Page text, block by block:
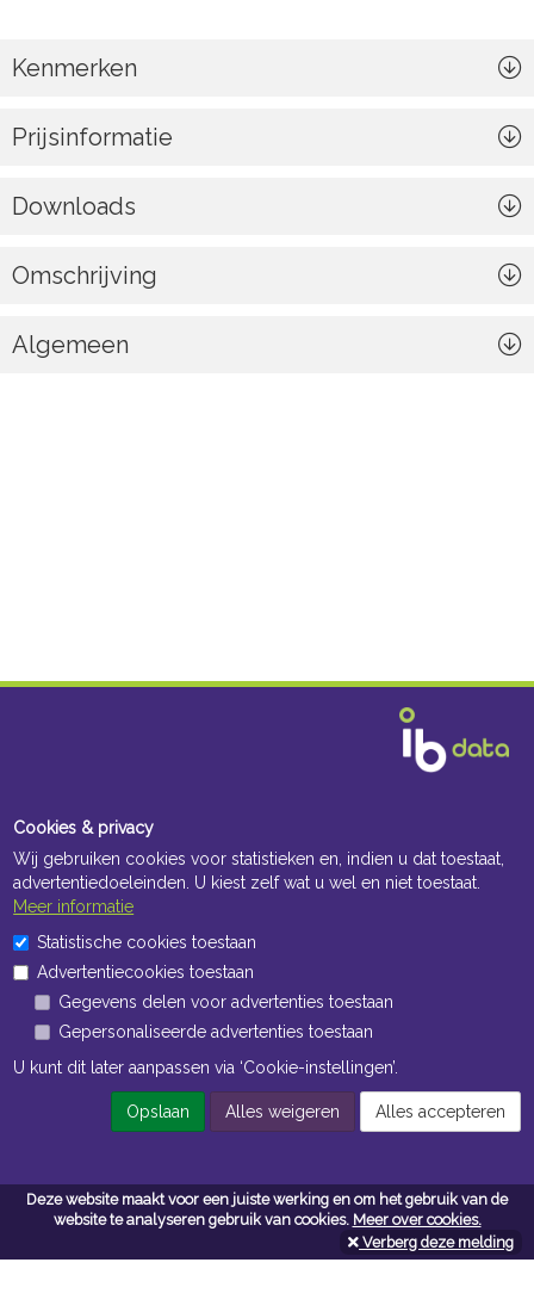
Deze website maakt voor een juiste werking en om het gebruik van de
website te analyseren gebruik van cookies. Meer over cookies.
Verberg deze melding
Kenmerken
Prijsinformatie
Downloads
Omschrijving
Algemeen
Openingstijden Kantoor
Openingstijden Magazijn
Navigatie
Algemene voorwaarden
Privacy
Cookies & privacy
Wij gebruiken cookies voor statistieken en, indien u dat toestaat,
advertentiedoeleinden. U kiest zelf wat u wel en niet toestaat.
Meer informatie
Statistische cookies toestaan
Advertentiecookies toestaan
Gegevens delen voor advertenties toestaan
Gepersonaliseerde advertenties toestaan
U kunt dit later aanpassen via ‘Cookie-instellingen’.
Opslaan Alles weigeren Alles accepteren